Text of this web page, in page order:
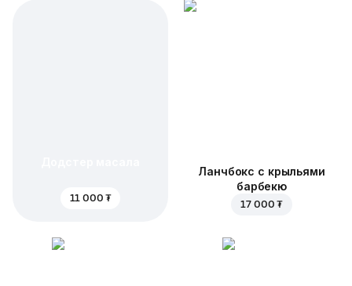
11 000 ₮
Ланчбокс с крыльями
барбекю
17 000 ₮